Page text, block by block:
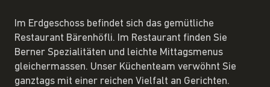
Im Erdgeschoss befindet sich das gemütliche
Restaurant Bärenhöfli. Im Restaurant finden Sie
Berner Spezialitäten und leichte Mittagsmenus
gleichermassen. Unser Küchenteam verwöhnt Sie
ganztags mit einer reichen Vielfalt an Gerichten.